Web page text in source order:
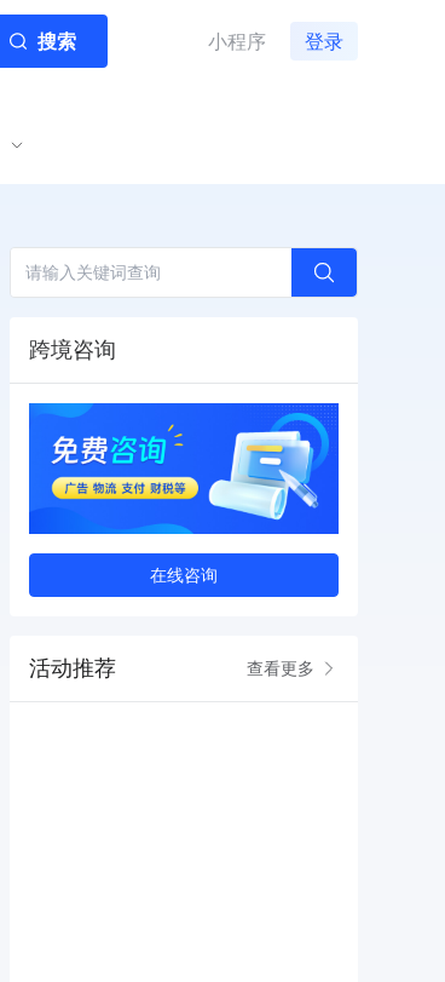
搜索 小程序 登录
跨境咨询
在线咨询
活动推荐 查看更多